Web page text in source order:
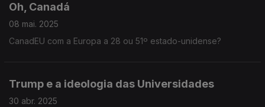
Oh, Canadá
08 mai. 2025
CanadEU com a Europa a 28 ou 51º estado-unidense?
Trump e a ideologia das Universidades
30 abr. 2025